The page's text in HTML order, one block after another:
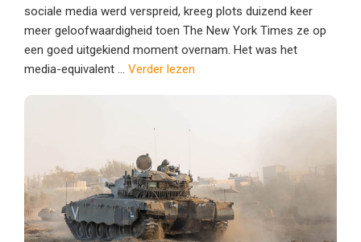
sociale media werd verspreid, kreeg plots duizend keer
meer geloofwaardigheid toen The New York Times ze op
een goed uitgekiend moment overnam. Het was het
media-equivalent ... Verder lezen